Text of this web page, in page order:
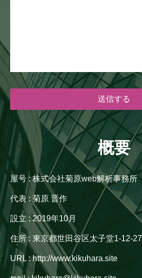
概要
屋号 : 株式会社菊原web解析事務所
代表 : 菊原 晋作
設立 : 2019年10月
住所 : 東京都世田谷区太子堂1-12-27
URL : http://www.kikuhara.site